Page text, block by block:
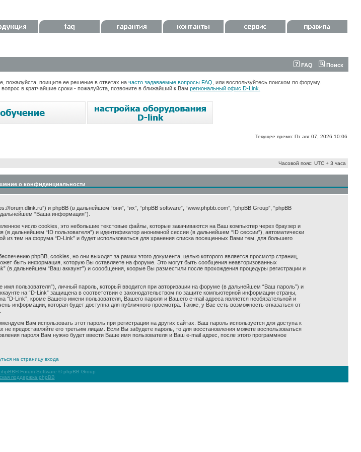
FAQ Поиск
поищите ее решение в ответах на часто задаваемые вопросы FAQ , или воспользуйтесь поиском по форуму.
в кратчайшие сроки - пожалуйста, позвоните в ближайший к Вам региональный офис D-Link.
Текущее время: Пт авг 07, 2026 10:06
Часовой пояс: UTC + 3 часа
о конфиденциальности
и phpBB (в дальнейшем “они”, “их”, “phpBB software”, “www.phpbb.com”, “phpBB Group”, “phpBB
“Ваша информация”).
число cookies, это небольшие текстовые файлы, которые закачиваются на Ваш компьютер через браузер и
дальнейшем “ID пользователя”) и идентификатор анонимной сессии (в дальнейшем “ID сессии”), автоматически
тем на форума “D-Link” и будет использоваться для хранения списка посещенных Вами тем, для большего
phpBB, cookies, но они выходят за рамки этого документа, целью которого является просмотр страниц,
быть информация, которую Вы оставляете на форуме. Это могут быть сообщения неавторизованных
(в дальнейшем “Ваш аккаунт”) и соообщения, коорые Вы разместили после прохождения процедуры регистрации и
пользователя”), личный пароль, который вводится при авторизации на форуме (в дальнейшем “Ваш пароль”) и
на “D-Link” защищена в соответствии с законодательством по защите компьютерной информации страны,
Link”, кроме Вашего имени пользователя, Вашего пароля и Вашего e-mail адреса является необязательной и
информации, которая будет доступна для публичного просмотра. Также, у Вас есть возможность отказаться от
Вам использовать этот пароль при регистрации на других сайтах. Ваш пароль используется для доступа к
предоставляйте его третьим лицам. Если Вы забудете пароль, то для восстановления можете воспользоваться
пароля Вам нужно будет ввести Ваше имя пользователя и Ваш e-mail адрес, после этого программное
на страницу входа
® Forum Software © phpBB Group
поддержка phpBB